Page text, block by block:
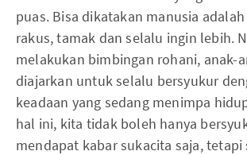
puas. Bisa dikatakan manusia
rakus, tamak dan selalu ingin lebih.
melakukan bimbingan rohani, anak-
diajarkan untuk selalu bersyukur
keadaan yang sedang menimpa
hal ini, kita tidak boleh hanya
mendapat kabar sukacita saja, tetapi